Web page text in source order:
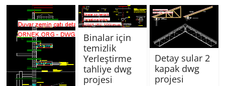
Binalar için
temizlik
Yerleştirme
tahliye dwg
projesi
Detay sular 2
kapak dwg
projesi